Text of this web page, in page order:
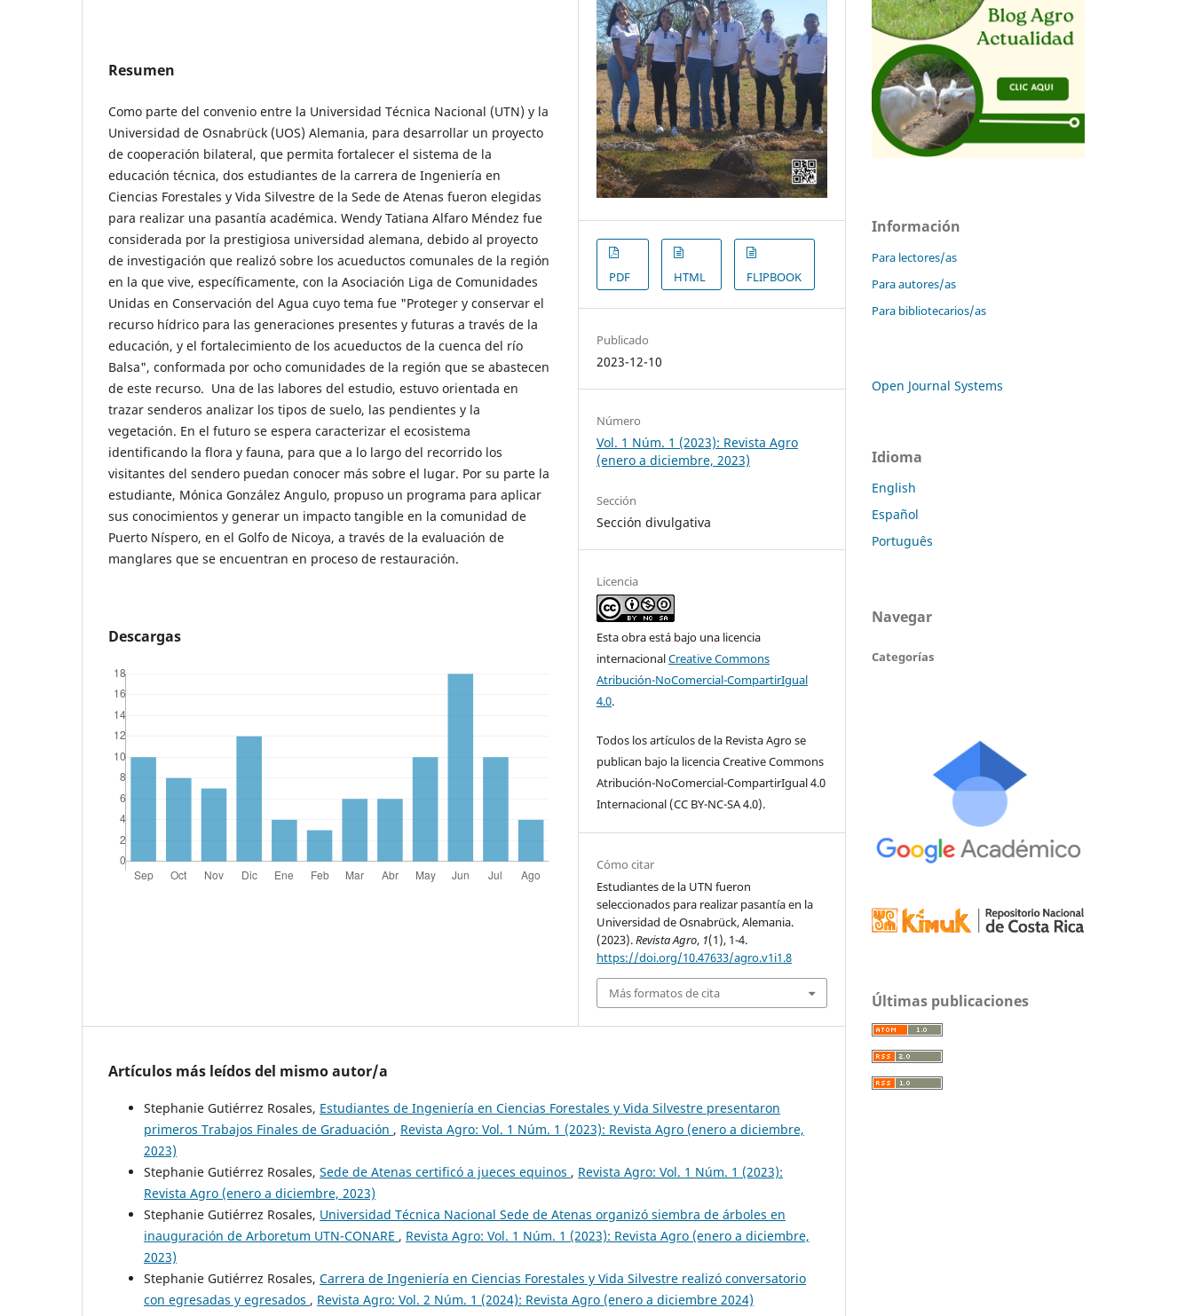
Resumen
Como parte del convenio entre la Universidad Técnica Nacional (UTN) y la
Universidad de Osnabrück (UOS) Alemania, para desarrollar un proyecto
de cooperación bilateral, que permita fortalecer el sistema de la
educación técnica, dos estudiantes de la carrera de Ingeniería en
Ciencias Forestales y Vida Silvestre de la Sede de Atenas fueron elegidas
para realizar una pasantía académica. Wendy Tatiana Alfaro Méndez fue
considerada por la prestigiosa universidad alemana, debido al proyecto
de investigación que realizó sobre los acueductos comunales de la región
en la que vive, específicamente, con la Asociación Liga de Comunidades
Unidas en Conservación del Agua cuyo tema fue "Proteger y conservar el
recurso hídrico para las generaciones presentes y futuras a través de la
educación, y el fortalecimiento de los acueductos de la cuenca del río
Balsa", conformada por ocho comunidades de la región que se abastecen
de este recurso. Una de las labores del estudio, estuvo orientada en
trazar senderos analizar los tipos de suelo, las pendientes y la
vegetación. En el futuro se espera caracterizar el ecosistema
identificando la flora y fauna, para que a lo largo del recorrido los
visitantes del sendero puedan conocer más sobre el lugar. Por su parte la
estudiante, Mónica González Angulo, propuso un programa para aplicar
sus conocimientos y generar un impacto tangible en la comunidad de
Puerto Níspero, en el Golfo de Nicoya, a través de la evaluación de
manglares que se encuentran en proceso de restauración.
Descargas
PDF HTML FLIPBOOK
Publicado
2023-12-10
Número
Vol. 1 Núm. 1 (2023): Revista Agro
(enero a diciembre, 2023)
Sección
Sección divulgativa
Licencia
Esta obra está bajo una licencia
internacionalCreative Commons
Atribución-NoComercial-CompartirIgual
4.0.
Todos los artículos de la Revista Agro se
publican bajo la licencia Creative Commons
Atribución-NoComercial-CompartirIgual 4.0
Internacional (CC BY-NC-SA 4.0).
Cómo citar
Estudiantes de la UTN fueron
seleccionados para realizar pasantía en la
Universidad de Osnabrück, Alemania.
(2023).Revista Agro, 1(1), 1-4.
https://doi.org/10.47633/agro.v1i1.8
Más formatos de cita
Artículos más leídos del mismo autor/a
Stephanie Gutiérrez Rosales, Estudiantes de Ingeniería en Ciencias Forestales y Vida Silvestre presentaron
primeros Trabajos Finales de Graduación , Revista Agro: Vol. 1 Núm. 1 (2023): Revista Agro (enero a diciembre,
2023)
Stephanie Gutiérrez Rosales, Sede de Atenas certificó a jueces equinos , Revista Agro: Vol. 1 Núm. 1 (2023):
Revista Agro (enero a diciembre, 2023)
Stephanie Gutiérrez Rosales, Universidad Técnica Nacional Sede de Atenas organizó siembra de árboles en
inauguración de Arboretum UTN-CONARE , Revista Agro: Vol. 1 Núm. 1 (2023): Revista Agro (enero a diciembre,
2023)
Stephanie Gutiérrez Rosales, Carrera de Ingeniería en Ciencias Forestales y Vida Silvestre realizó conversatorio
con egresadas y egresados , Revista Agro: Vol. 2 Núm. 1 (2024): Revista Agro (enero a diciembre 2024)
Información
Para lectores/as
Para autores/as
Para bibliotecarios/as
Open Journal Systems
Idioma
English
Español
Português
Navegar
Categorías
Últimas publicaciones